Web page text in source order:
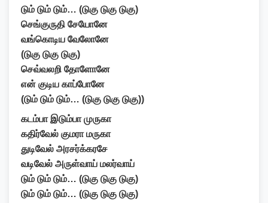
டும் டும் டும்… (டுகு டுகு டுகு)
செங்குருதி சேயோனே
வங்கொடிய வேலோனே
(டுகு டுகு டுகு)
செவ்வலறி தோளோனே
என் குடிய காப்போனே
(டும் டும் டும்… (டுகு டுகு டுகு))
கடம்பா இடும்பா முருகா
கதிர்வேல் குமரா மருகா
துடிவேல் அரசர்க்கரசே
வடிவேல் அருள்வாய் மலர்வாய்
டும் டும் டும்… (டுகு டுகு டுகு)
டும் டும் டும்… (டுகு டுகு டுகு)